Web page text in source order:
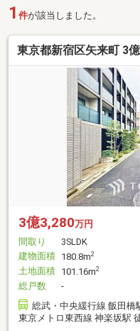
1 件が該当しました。
東京都新宿区矢来町 3
3億3,280万円
間取り
3SLDK
建物面積 180.8m2
土地面積 101.16m2
総戸数
-
総武・中央緩行線 飯田橋
東京メトロ東西線 神楽坂駅